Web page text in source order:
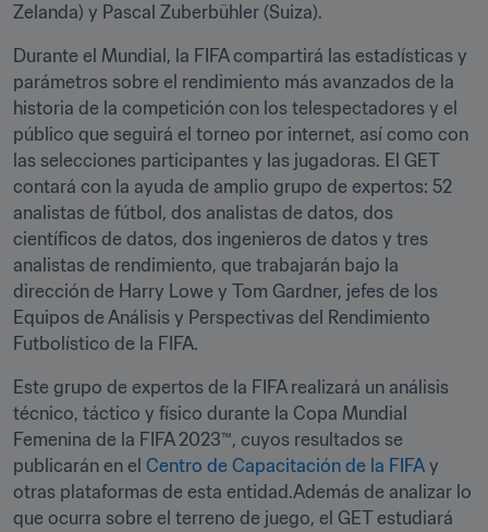
Zelanda) y Pascal Zuberbühler (Suiza).
Durante el Mundial, la FIFA compartirá las estadísticas y
parámetros sobre el rendimiento más avanzados de la
historia de la competición con los telespectadores y el
público que seguirá el torneo por internet, así como con
las selecciones participantes y las jugadoras. El GET
contará con la ayuda de amplio grupo de expertos: 52
analistas de fútbol, dos analistas de datos, dos
científicos de datos, dos ingenieros de datos y tres
analistas de rendimiento, que trabajarán bajo la
dirección de Harry Lowe y Tom Gardner, jefes de los
Equipos de Análisis y Perspectivas del Rendimiento
Futbolístico de la FIFA.
Este grupo de expertos de la FIFA realizará un análisis
técnico, táctico y físico durante la Copa Mundial
Femenina de la FIFA 2023™, cuyos resultados se
publicarán en el Centro de Capacitación de la FIFA y
otras plataformas de esta entidad.Además de analizar lo
que ocurra sobre el terreno de juego, el GET estudiará